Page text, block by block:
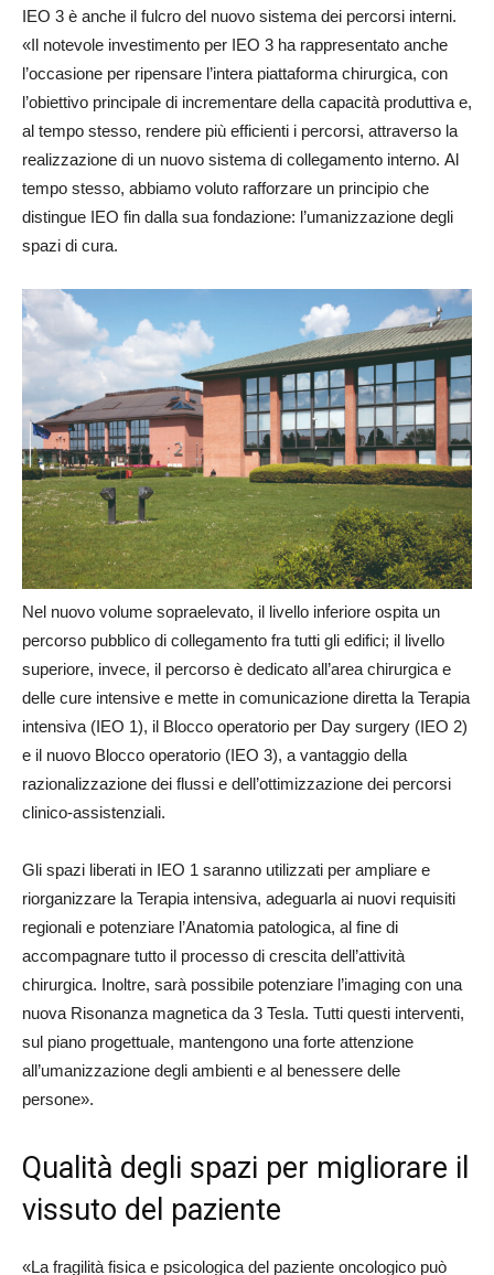
IEO 3 è anche il fulcro del nuovo sistema dei percorsi interni.
«Il notevole investimento per IEO 3 ha rappresentato anche
l’occasione per ripensare l’intera piattaforma chirurgica, con
l’obiettivo principale di incrementare della capacità produttiva e,
al tempo stesso, rendere più efficienti i percorsi, attraverso la
realizzazione di un nuovo sistema di collegamento interno. Al
tempo stesso, abbiamo voluto rafforzare un principio che
distingue IEO fin dalla sua fondazione: l’umanizzazione degli
spazi di cura.
Nel nuovo volume sopraelevato, il livello inferiore ospita un
percorso pubblico di collegamento fra tutti gli edifici; il livello
superiore, invece, il percorso è dedicato all’area chirurgica e
delle cure intensive e mette in comunicazione diretta la Terapia
intensiva (IEO 1), il Blocco operatorio per Day surgery (IEO 2)
e il nuovo Blocco operatorio (IEO 3), a vantaggio della
razionalizzazione dei flussi e dell’ottimizzazione dei percorsi
clinico-assistenziali.
Gli spazi liberati in IEO 1 saranno utilizzati per ampliare e
riorganizzare la Terapia intensiva, adeguarla ai nuovi requisiti
regionali e potenziare l’Anatomia patologica, al fine di
accompagnare tutto il processo di crescita dell’attività
chirurgica. Inoltre, sarà possibile potenziare l’imaging con una
nuova Risonanza magnetica da 3 Tesla. Tutti questi interventi,
sul piano progettuale, mantengono una forte attenzione
all’umanizzazione degli ambienti e al benessere delle
persone».
Qualità degli spazi per migliorare il
vissuto del paziente
«La fragilità fisica e psicologica del paziente oncologico può